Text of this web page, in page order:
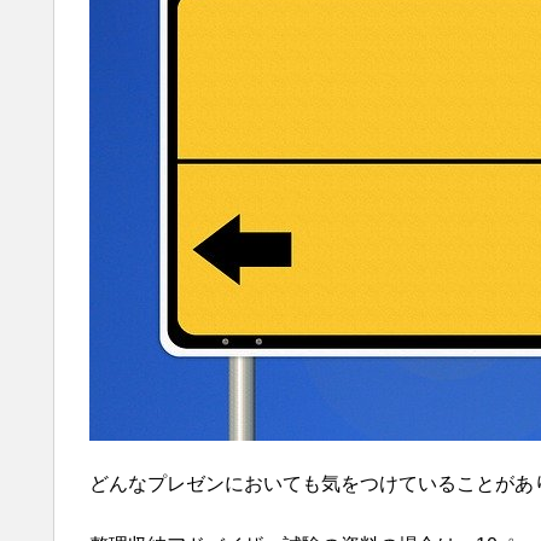
どんなプレゼンにおいても気をつけていることがあ